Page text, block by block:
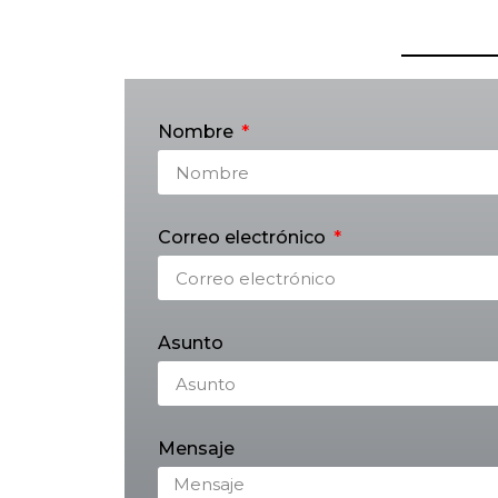
Nombre
Correo electrónico
Asunto
Mensaje